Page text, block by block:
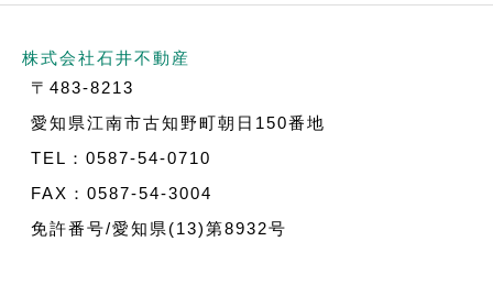
株式会社石井不動産
〒483-8213
愛知県江南市古知野町朝日150番地
TEL：0587-54-0710
FAX：0587-54-3004
免許番号/愛知県(13)第8932号